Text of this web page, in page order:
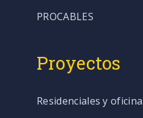
PROCABLES
Proyectos
Residenciales y